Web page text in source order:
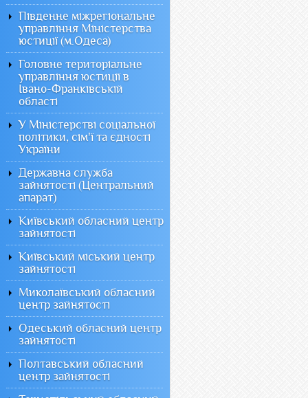
Південне міжрегіональне
управління Міністерства
юстиції (м.Одеса)
Головне територіальне
управління юстиції в
Івано-Франківській
області
У Міністерстві соціальної
політики, сім'ї та єдності
України
Державна служба
зайнятості (Центральний
апарат)
Київський обласний центр
зайнятості
Київський міський центр
зайнятості
Миколаївський обласний
центр зайнятості
Одеський обласний центр
зайнятості
Полтавський обласний
центр зайнятості